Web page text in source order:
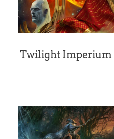
Twilight Imperium